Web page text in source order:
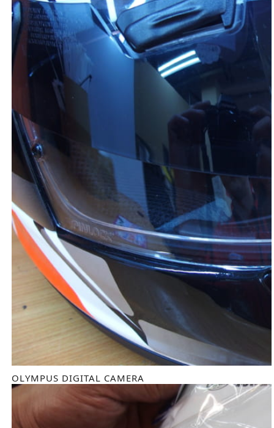
OLYMPUS DIGITAL CAMERA